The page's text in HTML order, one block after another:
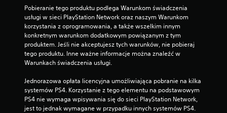
Pobieranie tego produktu podlega Warunkom świadczenia
usługi w sieci PlayStation Network oraz naszym Warunkom
korzystania z oprogramowania, a także wszelkim innym
konkretnym warunkom dodatkowym powiązanym z tym
produktem. Jeśli nie akceptujesz tych warunków, nie pobieraj
tego produktu. Inne ważne informacje można znaleźć w
Warunkach świadczenia usługi.
Jednorazowa opłata licencyjna umożliwiająca pobranie na kilka
systemów PS4. Korzystanie z tego elementu na podstawowym
PS4 nie wymaga wpisywania się do sieci PlayStation Network,
jest to jednak wymagane w przypadku innych systemów PS4.